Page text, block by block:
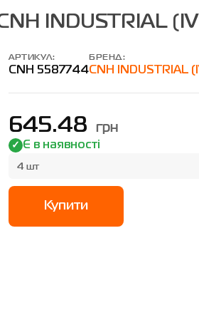
INDUSTRIAL
АРТИКУЛ:
CNH 5587744
БРЕНД:
CNH INDUSTRIAL
645.48 грн
Є в наявності
4 шт
Купити